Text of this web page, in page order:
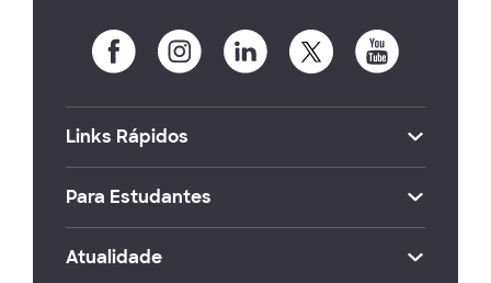
Links Rápidos
Para Estudantes
Atualidade